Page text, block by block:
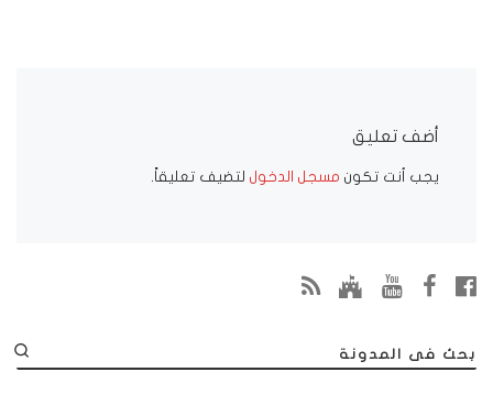
أضف تعليق
يجب أنت تكون مسجل الدخول لتضيف تعليقاً.
بحث فى المدونة